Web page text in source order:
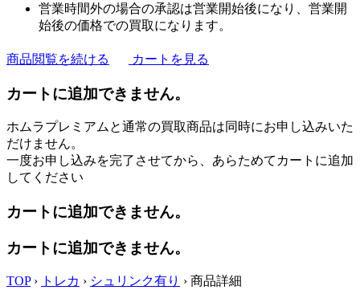
営業時間外の場合の承認は営業開始後になり、営業開
始後の価格での買取になります。
商品閲覧を続ける カートを見る
カートに追加できません。
ホムラプレミアムと通常の買取商品は同時にお申し込みいた
だけません。
一度お申し込みを完了させてから、あらためてカートに追加
してください
カートに追加できません。
カートに追加できません。
TOP › トレカ › シュリンク有り › 商品詳細